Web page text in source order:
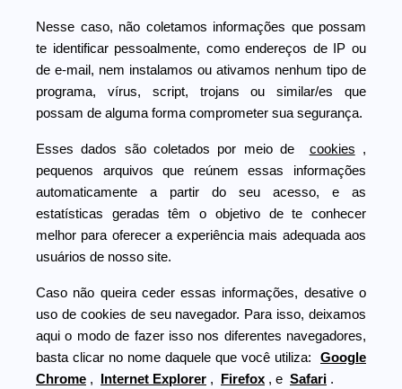
Nesse caso, não coletamos informações que possam
te identificar pessoalmente, como endereços de IP ou
de e-mail, nem instalamos ou ativamos nenhum tipo de
programa, vírus, script, trojans ou similar/es que
possam de alguma forma comprometer sua segurança.
Esses dados são coletados por meio de cookies
,
pequenos arquivos que reúnem essas informações
automaticamente a partir do seu acesso, e as
estatísticas geradas têm o objetivo de te conhecer
melhor para oferecer a experiência mais adequada aos
usuários de nosso site.
Caso não queira ceder essas informações, desative o
uso de cookies de seu navegador. Para isso, deixamos
aqui o modo de fazer isso nos diferentes navegadores,
basta clicar no nome daquele que você utiliza:
Google
Chrome , Internet Explorer , Firefox , e Safari .